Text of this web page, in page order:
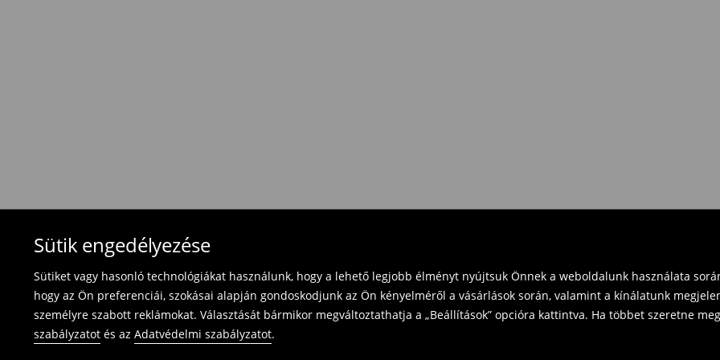
Sütik engedélyezése
Sütiket vagy hasonló technológiákat használunk, hogy a lehető legjobb élményt nyújtsuk Önnek a weboldalunk használata
hogy az Ön preferenciái, szokásai alapján gondoskodjunk az Ön kényelméről a vásárlások során, valamint a kínálatunk
személyre szabott reklámokat. Választását bármikor megváltoztathatja a „Beállítások” opcióra kattintva. Ha többet szeretne
szabályzatot és az Adatvédelmi szabályzatot.
Fürdőruhákat és pizsamákat nem lehet visszavinni üzleteinkbe. Kérjük,
használja az online visszaküldési űrlapot.
Termék visszavétel